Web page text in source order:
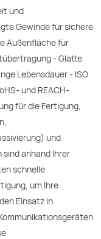
und
Gewinde für sichere
Außenfläche für
- Glatte
Lebensdauer - ISO
und REACH-
für die Fertigung,
und
anhand Ihrer
schnelle
um Ihre
Einsatz in